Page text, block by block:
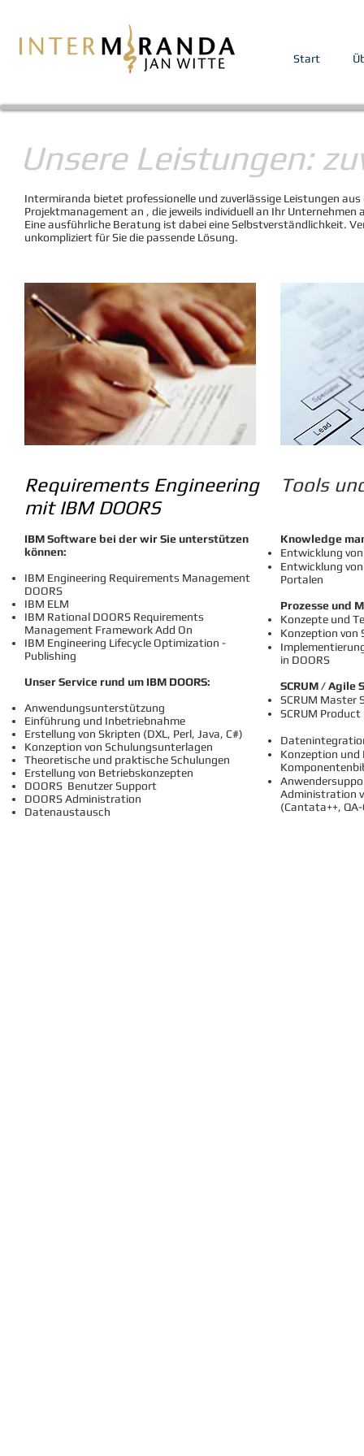
Start
Unsere Leistungen:
Intermiranda bietet professionelle und zuverlässige Leistungen
Projektmanagement an , die jeweils individuell an Ihr Unternehmen
Eine ausführliche Beratung ist dabei eine Selbstverständlichkeit.
unkompliziert für Sie die passende Lösung.
Requirements Engineering
mit IBM DOORS
IBM Software bei der wir Sie unterstützen
können:
IBM Engineering Requirements Management
DOORS
IBM ELM
IBM Rational DOORS Requirements
Management Framework Add On
IBM Engineering Lifecycle Optimization -
Publishing
Unser Service rund um IBM DOORS:
Anwendungsunterstützung
Einführung und Inbetriebnahme
Erstellung von Skripten (DXL, Perl, Java, C#)
Konzeption von Schulungsunterlagen
Theoretische und praktische Schulungen
Erstellung von Betriebskonzepten
DOORS Benutzer Support
DOORS Administration
Datenaustausch
Tools
Knowledge
Entwicklung
Entwicklung
Portalen
Prozesse und
Konzepte und
Konzeption von
i​n DOORS
SCRUM /
SCRUM Master
SCRUM
Konzeption und
Administration
(Cantata++, QA-